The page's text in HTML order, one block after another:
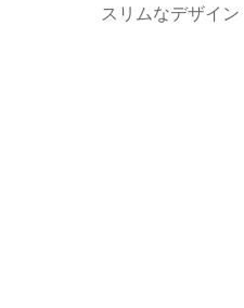
スリムなデザイン